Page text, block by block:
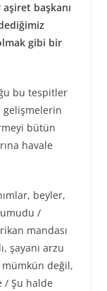
başkanı
gibi bir
bu tespitler
gelişmelerin
bütün
havale
beyler,
/
mandası
şayanı arzu
değil,
/ Şu halde